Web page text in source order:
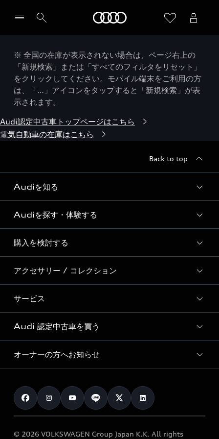
※ 全国の在庫が表示されない場合は、ページ右上の
「新規検索」または「すべてのフィルタをリセット」
をクリックしてください。モバイル端末をご利用の方
は、「…」アイコンをタップすると「新規検索」が表
示されます。
Audi認定中古車トップページはこちら
電気自動車の在庫はこちら
Back to top
Audiを知る
Audi ブランド
Story of Progress
Audi Sport
Formula 1®
デジタルサービス
Audiを探す・体験する
ディーラー検索
新車在庫検索
試乗車・展示車検索
見積もり依頼
試乗予約
購入を検討する
モデル一覧
特別仕様モデル / 限定モデル
e-tronラインアップ
価格シミュレーション
車両比較
カタログ一覧
アクセサリー / コレクション
純正アクセサリー
オンラインショップ
Audi collection
アウディナビアプリ
サービス
サービス入庫予約
サービスプログラム
メンテナンス
車検 / 定期点検
e-tronアフターサポート
Audi 認定中古車を買う
Audi認定中古車
クオリティ
保証
メンテナンス
オーナーの方へお知らせ
お知らせ
オーナー様向けキャンペーン
© 2026 VOLKSWAGEN Group Japan K.K. All rights